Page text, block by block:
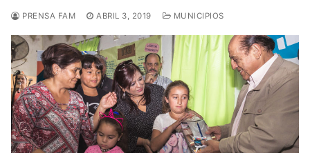
PRENSA FAM ABRIL 3, 2019 MUNICIPIOS